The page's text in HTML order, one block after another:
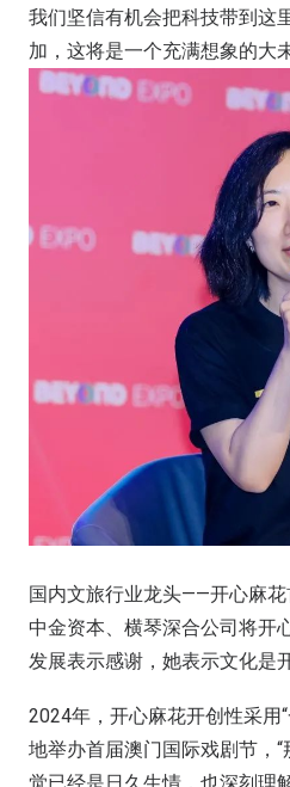
我们坚信有机会把科技带到这
加，这将是一个充满想象的大未
国内文旅行业龙头——开心麻
中金资本、横琴深合公司将开
发展表示感谢，她表示文化是
2024年，开心麻花开创性采用
地举办首届澳门国际戏剧节，